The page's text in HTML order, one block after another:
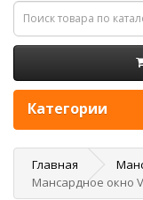
Категории
Главная
Мансардное окно